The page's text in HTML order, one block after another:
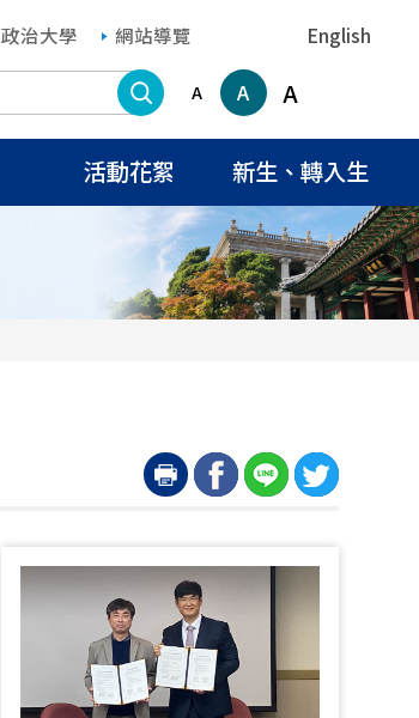
政治大學 網站導覽 English
搜尋A A A
活動花絮 新生、轉入生